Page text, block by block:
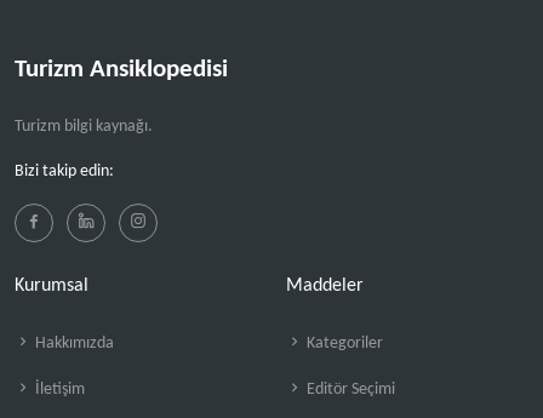
Turizm Ansiklopedisi
Turizm bilgi kaynağı.
Bizi takip edin:
Kurumsal
Hakkımızda
İletişim
Maddeler
Kategoriler
Editör Seçimi